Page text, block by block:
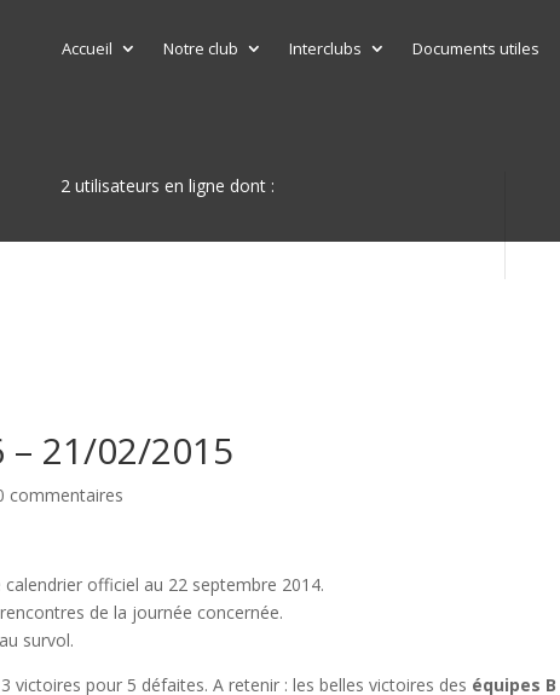
Accueil Notre club Interclubs Documents utiles
2 utilisateurs en ligne dont :
21/02/2015
commentaires
officiel au 22 septembre 2014.
de la journée concernée.
survol.
pour 5 défaites. A retenir : les belles victoires des équipes